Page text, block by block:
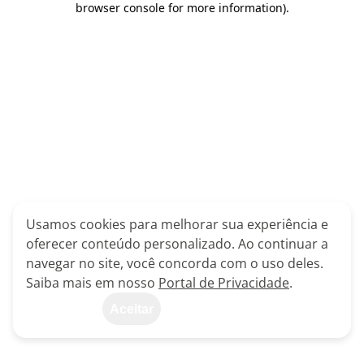
browser console for more information).
Usamos cookies para melhorar sua experiência e
oferecer conteúdo personalizado. Ao continuar a
navegar no site, você concorda com o uso deles.
Saiba mais em nosso Portal de Privacidade.